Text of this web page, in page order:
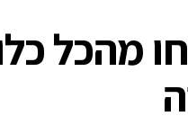
מהכל